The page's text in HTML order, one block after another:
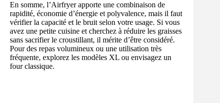
En somme, l’Airfryer apporte une combinaison de
rapidité, économie d’énergie et polyvalence, mais il faut
vérifier la capacité et le bruit selon votre usage. Si vous
avez une petite cuisine et cherchez à réduire les graisses
sans sacrifier le croustillant, il mérite d’être considéré.
Pour des repas volumineux ou une utilisation très
fréquente, explorez les modèles XL ou envisagez un
four classique.